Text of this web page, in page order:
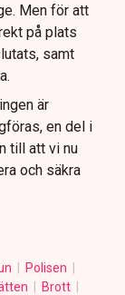
Men för att
på plats
samt
är
en del i
till att vi nu
och säkra
Polisen
Brott